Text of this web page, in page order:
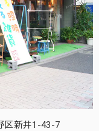
区新井1-43-7